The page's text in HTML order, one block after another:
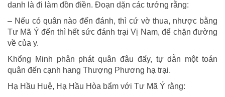
danh là đi làm đồn điền. Đoạn dặn các tướng rằng:
– Nếu có quân nào đến đánh, thì cứ vờ thua, nhược bằng
Tư Mã Ý đến thì hết sức đánh trại Vị Nam, để chặn đường
về của y.
Khổng Minh phân phát quân đâu đấy, tự dẫn một toán
quân đến cạnh hang Thượng Phương hạ trại.
Hạ Hầu Huệ, Hạ Hầu Hòa bẩm với Tư Mã Ý rằng: